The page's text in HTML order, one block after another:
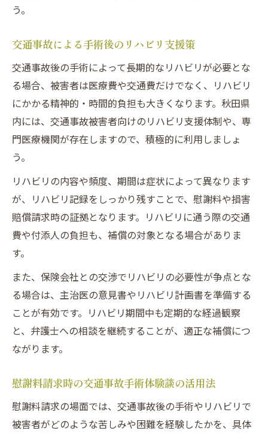
う。
交通事故による手術後のリハビリ支援策
交通事故後の手術によって長期的なリハビリが必要とな
る場合、被害者は医療費や交通費だけでなく、リハビリ
にかかる精神的・時間的負担も大きくなります。秋田県
内には、交通事故被害者向けのリハビリ支援体制や、専
門医療機関が存在しますので、積極的に利用しましょ
う。
リハビリの内容や頻度、期間は症状によって異なります
が、リハビリ記録をしっかり残すことで、慰謝料や損害
賠償請求時の証拠となります。リハビリに通う際の交通
費や付添人の負担も、補償の対象となる場合がありま
す。
また、保険会社との交渉でリハビリの必要性が争点とな
る場合は、主治医の意見書やリハビリ計画書を準備する
ことが有効です。リハビリ期間中も定期的な経過観察
と、弁護士への相談を継続することが、適正な補償につ
ながります。
慰謝料請求時の交通事故手術体験談の活用法
慰謝料請求の場面では、交通事故後の手術やリハビリで
被害者がどのような苦しみや困難を経験したかを、具体